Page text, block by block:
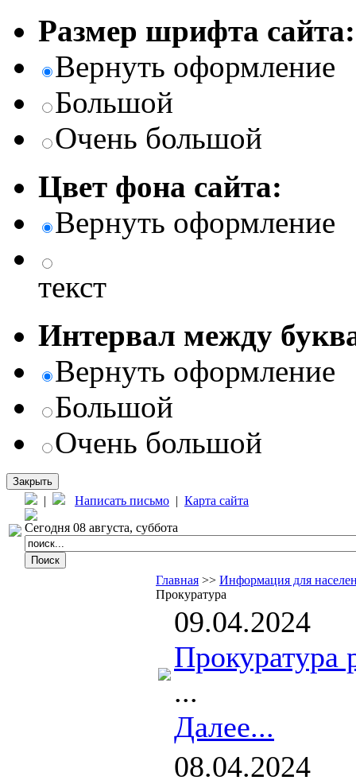
Размер шрифта сайта:
Вернуть оформление
Большой
Очень большой
Цвет фона сайта:
Вернуть оформление
текст
Интервал между
Вернуть оформление
Большой
Очень большой
Закрыть
| Написать письмо | Карта сайта
Сегодня 08 августа, суббота
Главная >> Информация для
Прокуратура
09.04.2024
Прокуратура
...
Далее...
08.04.2024